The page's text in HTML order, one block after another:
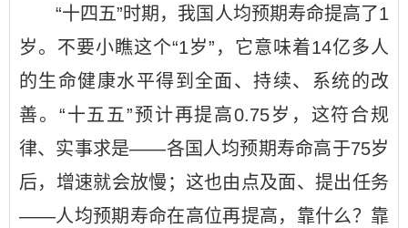
“十四五”时期，我国人均预期寿命提高了1
岁。不要小瞧这个“1岁”，它意味着14亿多人
的生命健康水平得到全面、持续、系统的改
善。“十五五”预计再提高0.75岁，这符合规
律、实事求是——各国人均预期寿命高于75岁
后，增速就会放慢；这也由点及面、提出任务
——人均预期寿命在高位再提高，靠什么？靠